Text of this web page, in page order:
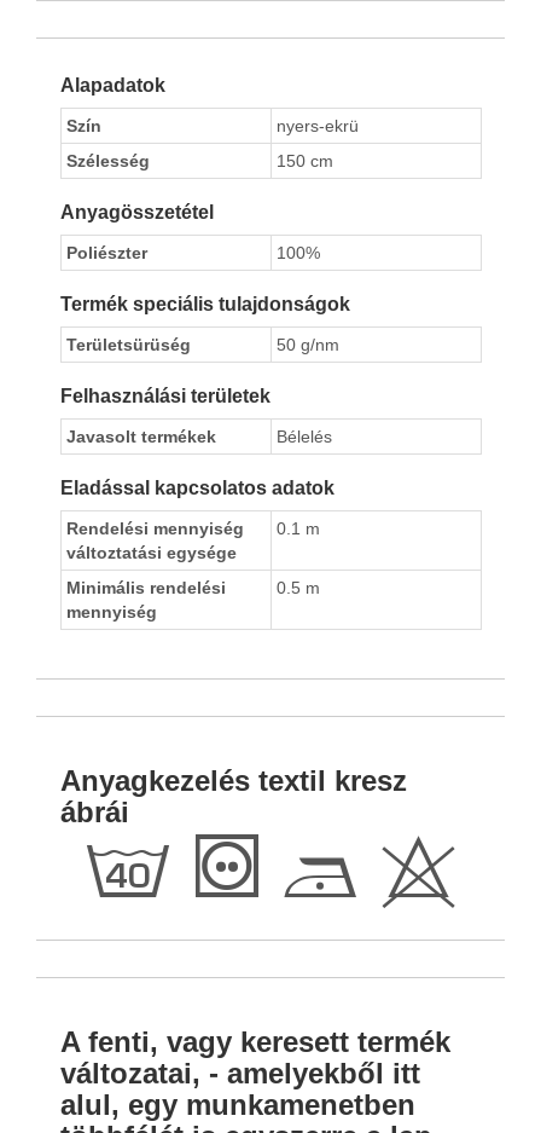
Alapadatok
Szín
nyers-ekrü
Szélesség
150 cm
Anyagösszetétel
Poliészter 100%
Termék speciális tulajdonságok
Területsürüség 50 g/nm
Felhasználási területek
Javasolt termékek Bélelés
Eladással kapcsolatos adatok
Rendelési mennyiség
változtatási egysége
0.1 m
Minimális rendelési
mennyiség
0.5 m
Anyagkezelés textil kresz
ábrái
h T D H
A fenti, vagy keresett termék
változatai, - amelyekből itt
alul, egy munkamenetben